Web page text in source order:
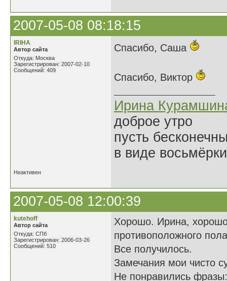
2007-05-08 08:18:15
IRIHA
Автор сайта
Откуда: Москва
Зарегистрирован: 2007-02-10
Сообщений: 409
Спасибо, Саша
Спасибо, Виктор
Ирина
доброе утро
пусть
в виде восьмёрки
Неактивен
2007-05-08 12:00:39
kutehoff
Автор сайта
Откуда: СПб
Зарегистрирован: 2006-03-26
Сообщений: 510
Хорошо. Ирина,
противоположного
Все получилось.
Замечания мои чисто
Не понравились